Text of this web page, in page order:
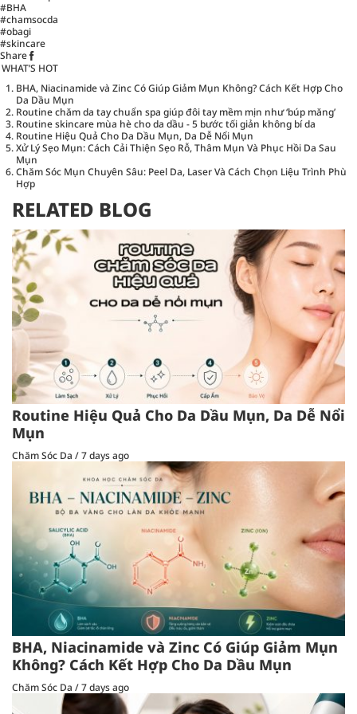
#BHA
#chamsocda
#obagi
#skincare
Share
WHAT’S HOT
BHA, Niacinamide và Zinc Có Giúp Giảm Mụn Không? Cách Kết Hợp Cho
Da Dầu Mụn
Routine chăm da tay chuẩn spa giúp đôi tay mềm mịn như ‘búp măng’
Routine skincare mùa hè cho da dầu - 5 bước tối giản không bí da
Routine Hiệu Quả Cho Da Dầu Mụn, Da Dễ Nổi Mụn
Xử Lý Sẹo Mụn: Cách Cải Thiện Sẹo Rỗ, Thâm Mụn Và Phục Hồi Da Sau
Mụn
Chăm Sóc Mụn Chuyên Sâu: Peel Da, Laser Và Cách Chọn Liệu Trình Phù
Hợp
RELATED BLOG
Routine Hiệu Quả Cho Da Dầu Mụn, Da Dễ Nổi
Mụn
Chăm Sóc Da /7 days ago
BHA, Niacinamide và Zinc Có Giúp Giảm Mụn
Không? Cách Kết Hợp Cho Da Dầu Mụn
Chăm Sóc Da /7 days ago